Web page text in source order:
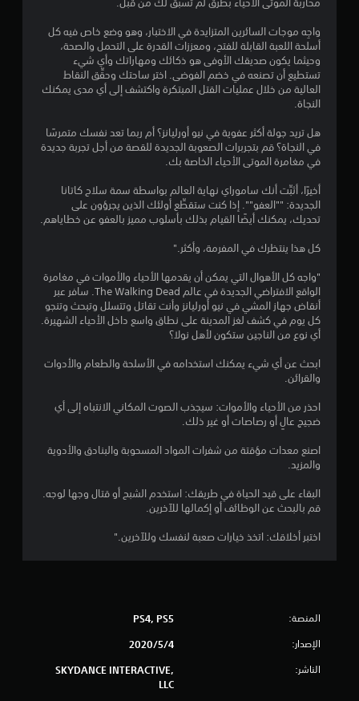
إ
م
ل
ي
3
1
9
م
ن
ل
ت
ي
م
واجِه موجات السائرين المتزايدة في الاختبار، وهو وضع خاص فيه كل
أسلحة اللعبة القابلة للفتح، ومعززات القدرة على التحمل والصحة،
وحيثما يكون صديقك الأوفى هو ذكائك ومهاراتك وأي شيء
تستطيع أن تصنعه في خضم الفوضى. اختر ساحتك وحقِّق النقاط
العالية من خلال عمليات القتل المبتكرة واكتشف إلى أي مدى يمكنك
النجاة.
هل تريد جولة أكثر عفوية في نيو أورليانز؟ أم ربما تعد نفسك متمرسًا
في النجاة؟ قم بتجربرات الصعوبة الجديدة للقصة من أجل تجربة جديدة
في مغامرة الموتى الأحياء الخاصة بك.
أخيرًا، أثبِّت أنك ساموراي نهاية العالم بواسطة سمة سلاح كاتانا
الجديدة: ""العفو"". إذا كنت ستقطِّع أولئك الذين يجرؤون على
تحديك، يمكنك أيضًا القيام بذلك بأسلوب مميز بالعفو عن خطاياهم.
كل هذا ينتظرك في المفرمة، وأكثر."
"واجه كل الأهوال التي يمكن أن يقدمها الأحياء والأموات في مغامرة
الواقع الافتراضي الجديدة في عالم The Walking Dead. سافر عبر
أنقاض جهاز المشي في نيو أورليانز وأنت تقاتل وتتسلل وتبحث وتنجو
كل يوم في كشف لغز المدينة على نطاق واسع داخل الأحياء الشهيرة.
أي نوع من الناجين ستكون لأهل نولا؟
ابحث عن أي شيء يمكنك استخدامه في الأسلحة والطعام والأدوات
والقرائن.
احذر من الأحياء والأموات: سيجذب الصوت المكاني الانتباه إلى أي
ضجيج عالٍ أو رصاصات أو غير ذلك.
اصنع معدات مؤقتة من شفرات المواد المسحوبة والبنادق والأدوية
والمزيد.
البقاء على قيد الحياة في طريقك: استخدم الشبح أو قتال وجها لوجه.
قم بالبحث عن الوظائف أو إكمالها للآخرين.
اختبر أخلاقك: اتخذ خيارات صعبة لنفسك وللآخرين."
المنصة: PS4, PS5
الإصدار: 4‏/5‏/2020
الناشر:
SKYDANCE INTERACTIVE,
LLC